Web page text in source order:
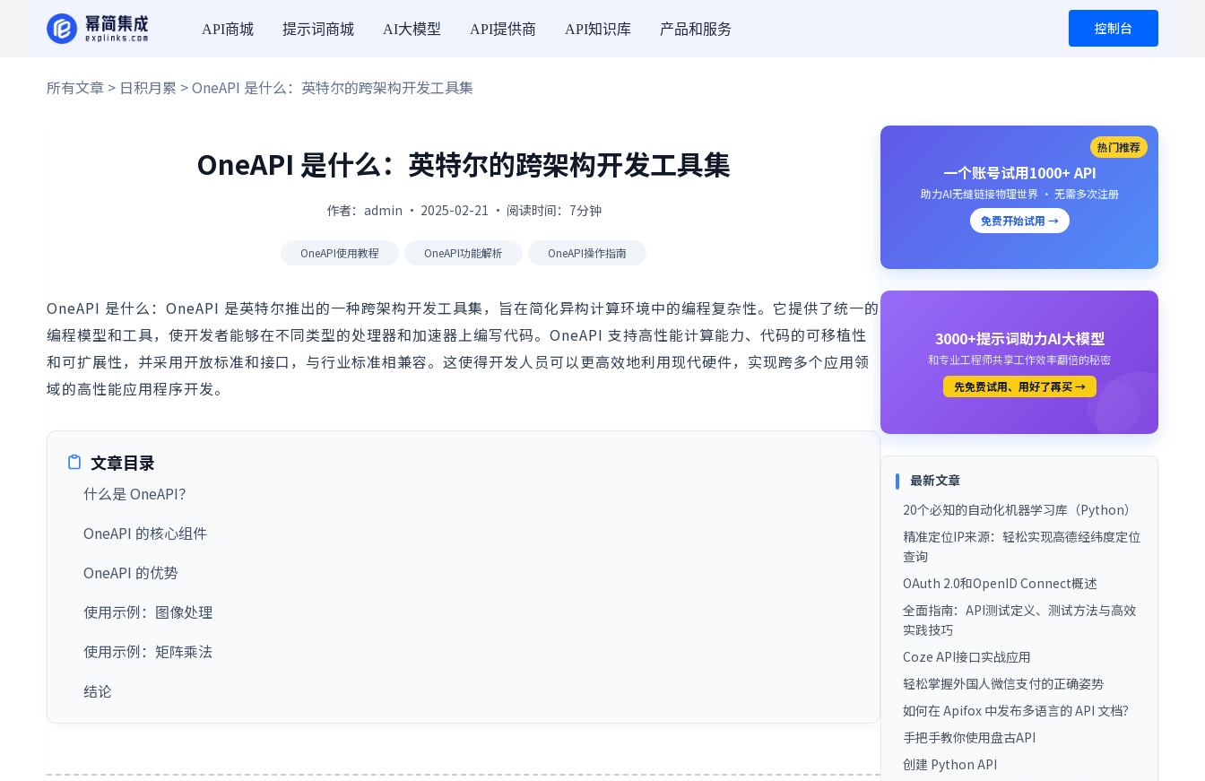
API商城 提示词商城 AI大模型 API提供商 API知识库 产品和服务 控制台
所有文章 > 日积月累 > OneAPI 是什么：英特尔的跨架构开发工具集
OneAPI 是什么：英特尔的跨架构开发工具集
作者：admin · 2025-02-21 · 阅读时间：7分钟
OneAPI使用教程 OneAPI功能解析 OneAPI操作指南
OneAPI 是什么：OneAPI 是英特尔推出的一种跨架构开发工具集，旨在简化异构计算环境中的编程复杂性。它提供了统一的
编程模型和工具，使开发者能够在不同类型的处理器和加速器上编写代码。OneAPI 支持高性能计算能力、代码的可移植性
和可扩展性，并采用开放标准和接口，与行业标准相兼容。这使得开发人员可以更高效地利用现代硬件，实现跨多个应用领
域的高性能应用程序开发。
文章目录
什么是 OneAPI？
OneAPI 的核心组件
OneAPI 的优势
使用示例：图像处理
使用示例：矩阵乘法
结论
热门推荐
一个账号试用1000+ API
助力AI无缝链接物理世界 · 无需多次注册
免费开始试用 →
3000+提示词助力AI大模型
和专业工程师共享工作效率翻倍的秘密
先免费试用、用好了再买 →
最新文章
20个必知的自动化机器学习库（Python）
精准定位IP来源：轻松实现高德经纬度定位
查询
OAuth 2.0和OpenID Connect概述
全面指南：API测试定义、测试方法与高效
实践技巧
Coze API接口实战应用
轻松掌握外国人微信支付的正确姿势
如何在 Apifox 中发布多语言的 API 文档？
手把手教你使用盘古API
创建 Python API